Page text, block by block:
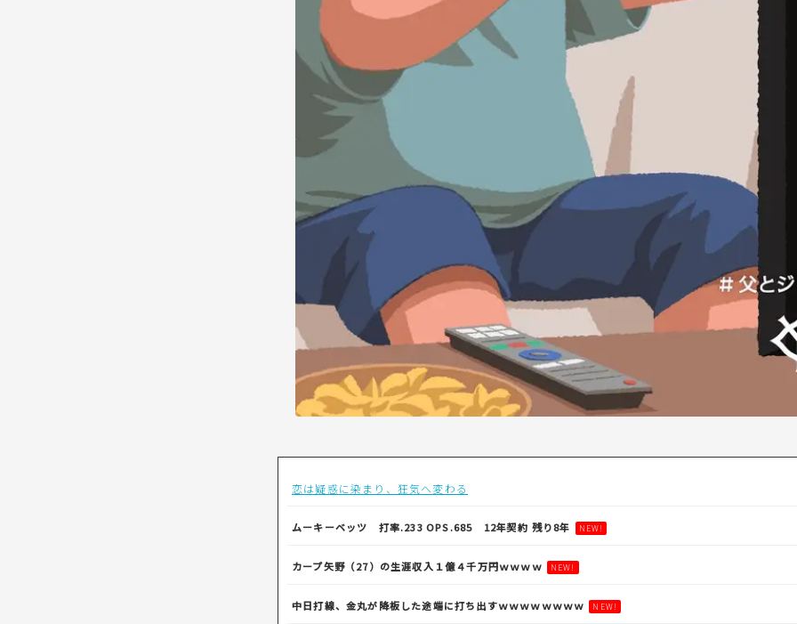
恋は疑惑に染まり、狂気へ変わる
ムーキーベッツ 打率.233 OPS.685 12年契約 残り8年 NEW!
カープ矢野（27）の生涯収入１億４千万円ｗｗｗｗ NEW!
中日打線、金丸が降板した途端に打ち出すｗｗｗｗｗｗｗｗ NEW!